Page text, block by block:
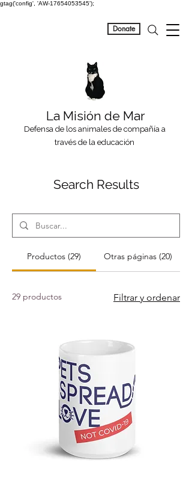
gtag('config', 'AW-17654053545');
Donate
La Misión de Mar
Defensa de los animales de compañía a
través de la educación
Search Results
Productos (29) Otras páginas (20)
29 productos Filtrar y ordenar